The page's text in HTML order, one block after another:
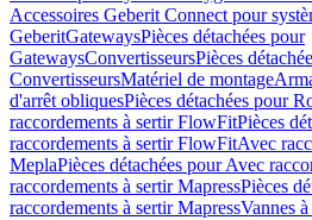
Accessoires Geberit Connect pour
GeberitGatewaysPièces détachées pour
GatewaysConvertisseursPièces
ConvertisseursMatériel de montage
d'arrêt obliquesPièces détachées pour
raccordements à sertir FlowFitPièces
raccordements à sertir FlowFitAvec
MeplaPièces détachées pour Avec
raccordements à sertir MapressPièces
raccordements à sertir MapressVannes